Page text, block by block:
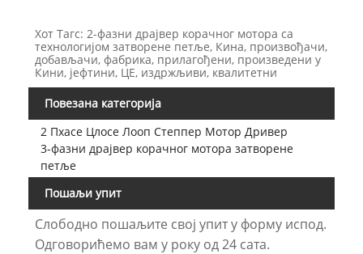
Хот Тагс: 2-фазни драјвер корачног мотора са
технологијом затворене петље, Кина, произвођачи,
добављачи, фабрика, прилагођени, произведени у
Кини, јефтини, ЦЕ, издржљиви, квалитетни
Повезана категорија
2 Пхасе Цлосе Лооп Степпер Мотор Дривер
3-фазни драјвер корачног мотора затворене
петље
Пошаљи упит
Слободно пошаљите свој упит у форму испод.
Одговорићемо вам у року од 24 сата.